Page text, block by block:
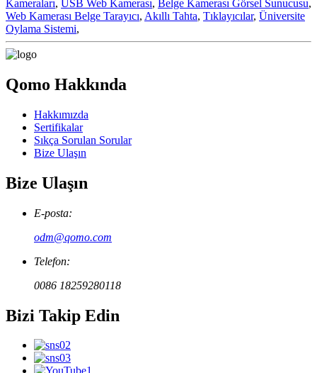
Kameraları, USB Web Kamerası, Belge Kamerası Görsel Sunucusu,
Web Kamerası Belge Tarayıcı, Akıllı Tahta, Tıklayıcılar, Üniversite
Oylama Sistemi,
Qomo Hakkında
Hakkımızda
Sertifikalar
Sıkça Sorulan Sorular
Bize Ulaşın
Bize Ulaşın
E-posta:
odm@qomo.com
Telefon:
0086 18259280118
Bizi Takip Edin